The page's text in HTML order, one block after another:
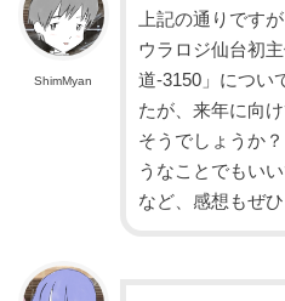
ShimMyan
上記の通りです
ウラロジ仙台初
道-3150」につい
たが、来年に向
そうでしょうか
うなことでもい
など、感想もぜひ